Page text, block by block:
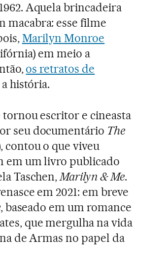
Aquela brincadeira
macabra: esse filme
Marilyn Monroe
em meio a
os retratos de
história.
escritor e cineasta
seu documentário The
contou o que viveu
em um livro publicado
Taschen,Marilyn & Me.
em 2021: em breve
, baseado em um romance
que mergulha na vida
de Armas no papel da